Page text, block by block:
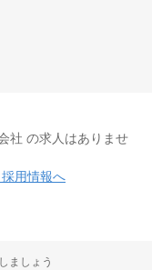
社 の求人はありませ
用情報へ
ましょう